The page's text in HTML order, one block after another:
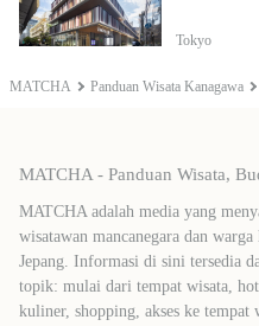
MATCHA Panduan Wisata Kanagawa
Tokyo
MATCHA - Panduan Wisata,
MATCHA adalah media yang
wisatawan mancanegara dan
Jepang. Informasi di sini tersedia
topik: mulai dari tempat wisata,
kuliner, shopping, akses ke tempat